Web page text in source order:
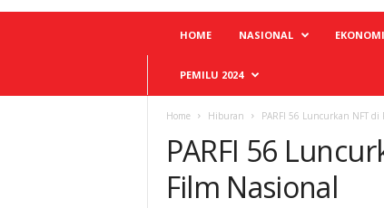
HOME NASIONAL EKONOMI
PEMILU 2024
Home Hiburan PARFI 56 Luncurkan NFT di
PARFI 56
Film Nasional